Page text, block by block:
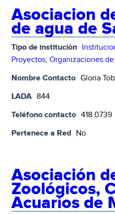
Asociacion
de agua de
Tipo de institución
Proyectos,Organizaciones
Nombre Contacto Gloria
LADA 844
Teléfono contacto 418 0739
Pertenece a Red No
Asociación
Zoológicos,
Acuaríos de